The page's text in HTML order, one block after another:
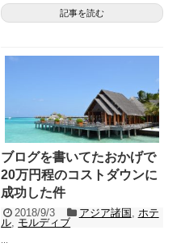
記事を読む
ブログを書いてたおかげで
20万円程のコストダウンに
成功した件
2018/9/3 アジア諸国
ホテ
ル モルディブ